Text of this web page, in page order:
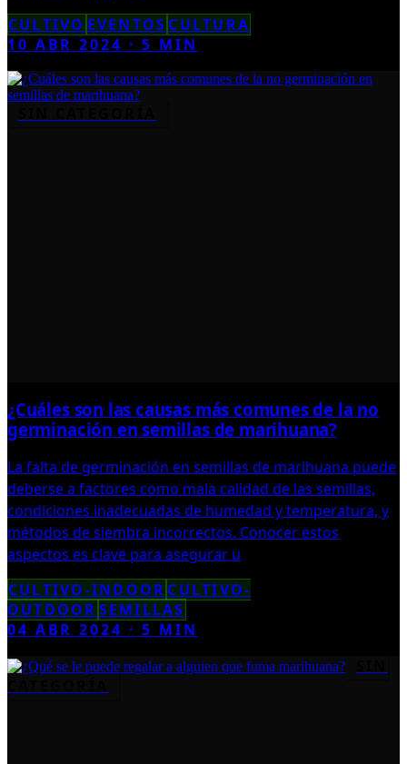
CULTIVO EVENTOS CULTURA
10 ABR 2024 ·5 MIN
¿Cuáles son las causas más comunes de la no
germinación en semillas de marihuana?
La falta de germinación en semillas de marihuana puede
deberse a factores como mala calidad de las semillas,
condiciones inadecuadas de humedad y temperatura, y
métodos de siembra incorrectos. Conocer estos
aspectos es clave para asegurar u
CULTIVO-INDOOR CULTIVO-
OUTDOOR SEMILLAS
04 ABR 2024 ·5 MIN